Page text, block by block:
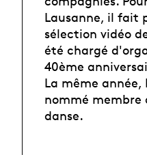
Lausanne, il fait
sélection vidéo
été chargé
40ème
La même année,
nommé membre
danse.